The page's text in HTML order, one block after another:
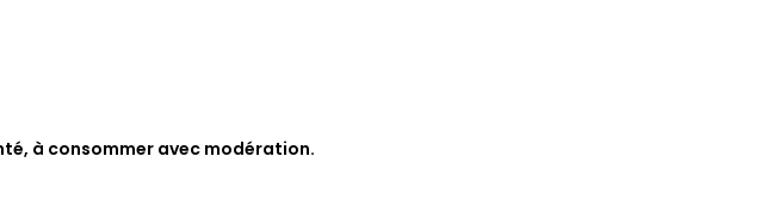
à consommer avec modération.